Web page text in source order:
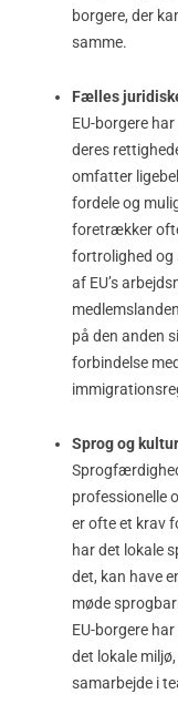
borgere, der
samme.
Fælles
EU-borgere
deres
omfatter
fordele og
foretrækker
fortrolighed og
af EU’s
på den anden
forbindelse
Sprog og
professionelle
er ofte et krav
har det lokale
det, kan have
møde
EU-borgere
det lokale
samarbejde i